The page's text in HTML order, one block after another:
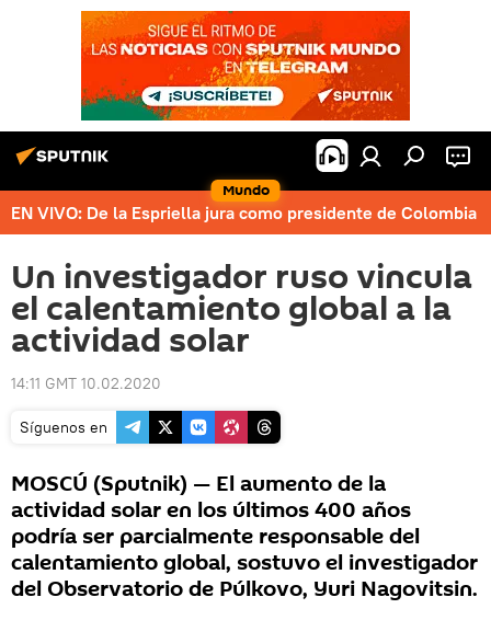
Mundo
EN VIVO: De la Espriella jura como presidente de Colombia
Un investigador ruso vincula
el calentamiento global a la
actividad solar
14:11 GMT 10.02.2020
Síguenos en
MOSCÚ (Sputnik) — El aumento de la
actividad solar en los últimos 400 años
podría ser parcialmente responsable del
calentamiento global, sostuvo el investigador
del Observatorio de Púlkovo, Yuri Nagovitsin.